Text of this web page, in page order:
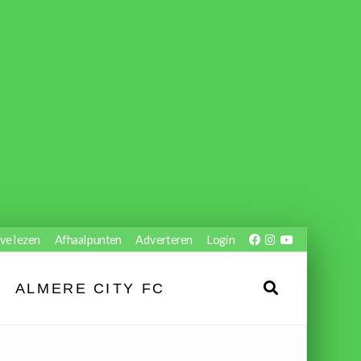
lezen Afhaalpunten Adverteren Login
ALMERE CITY FC